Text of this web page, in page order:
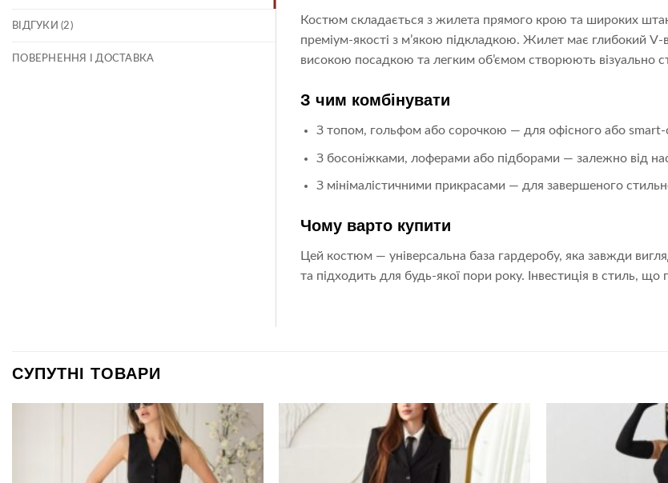
ВІДГУКИ (2)
ПОВЕРНЕННЯ І ДОСТАВКА
Костюм складається з жилета прямого крою та широких
преміум-якості з м’якою підкладкою. Жилет має глибокий V-
високою посадкою та легким об’ємом створюють візуально
З чим комбінувати
З топом, гольфом або сорочкою — для офісного або smart-
З босоніжками, лоферами або підборами — залежно від
З мінімалістичними прикрасами — для завершеного
Чому варто купити
Цей костюм — універсальна база гардеробу, яка завжди
та підходить для будь-якої пори року. Інвестиція в стиль,
СУПУТНІ ТОВАРИ